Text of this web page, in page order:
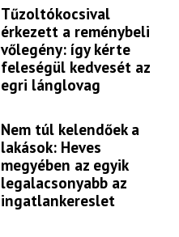
Tűzoltókocsival
érkezett a reménybeli
vőlegény: így kérte
feleségül kedvesét az
egri lánglovag
Nem túl kelendőek a
lakások: Heves
megyében az egyik
legalacsonyabb az
ingatlankereslet